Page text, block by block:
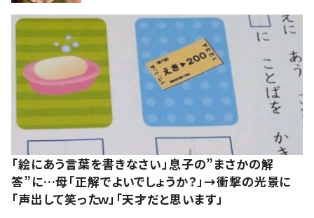
「絵にあう言葉を書きなさい」息子の”まさかの解
答”に…母「正解でよいでしょうか？」→衝撃の光景に
「声出して笑ったｗ」「天才だと思います」